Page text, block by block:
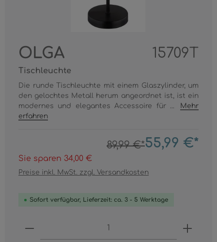
OLGA 15709T
Tischleuchte
Die runde Tischleuchte mit einem Glaszylinder, um
den gelochtes Metall herum angeordnet ist, ist ein
modernes und elegantes Accessoire für ...
Mehr
erfahren
89,99 €*55,99 €*
Sie sparen 34,00 €
Preise inkl. MwSt. zzgl. Versandkosten
Sofort verfügbar, Lieferzeit: ca. 3 - 5 Werktage
Produkt Anzahl: Gib den